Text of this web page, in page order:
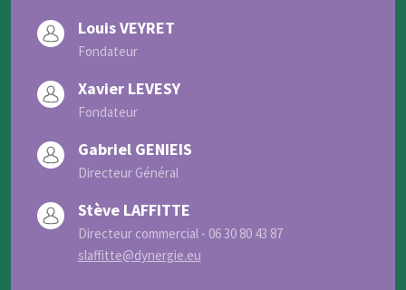
Louis VEYRET
Fondateur
Xavier LEVESY
Fondateur
Gabriel GENIEIS
Directeur Général
Stève LAFFITTE
Directeur commercial - 06 30 80 43 87
slaffitte@dynergie.eu